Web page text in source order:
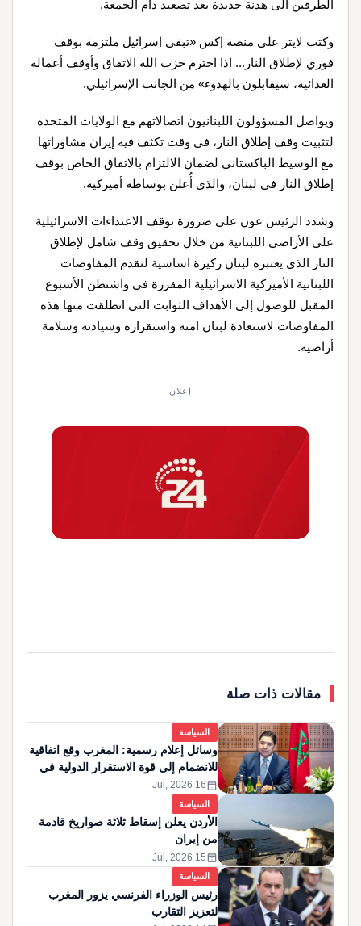
الطرفين الى هدنة جديدة بعد تصعيد دام الجمعة.
وكتب لايتر على منصة إكس «تبقى إسرائيل ملتزمة بوقف
فوري لإطلاق النار... اذا احترم حزب الله الاتفاق وأوقف أعماله
العدائية، سيقابلون بالهدوء» من الجانب الإسرائيلي.
ويواصل المسؤولون اللبنانيون اتصالاتهم مع الولايات المتحدة
لتثبيت وقف إطلاق النار، في وقت تكثف فيه إيران مشاوراتها
مع الوسيط الباكستاني لضمان الالتزام بالاتفاق الخاص بوقف
إطلاق النار في لبنان، والذي أُعلن بوساطة أميركية.
وشدد الرئيس عون على ضرورة توقف الاعتداءات الاسرائيلية
على الأراضي اللبنانية من خلال تحقيق وقف شامل لإطلاق
النار الذي يعتبره لبنان ركيزة اساسية لتقدم المفاوضات
اللبنانية الأميركية الاسرائيلية المقررة في واشنطن الأسبوع
المقبل للوصول إلى الأهداف الثوابت التي انطلقت منها هذه
المفاوضات لاستعادة لبنان امنه واستقراره وسيادته وسلامة
أراضيه.
إعلان
مقالات ذات صلة
السياسة
وسائل إعلام رسمية: المغرب وقع اتفاقية
للانضمام إلى قوة الاستقرار الدولية في
غزة
calendar_month
16 Jul, 2026
السياسة
الأردن يعلن إسقاط ثلاثة صواريخ قادمة
من إيران
calendar_month
15 Jul, 2026
السياسة
رئيس الوزراء الفرنسي يزور المغرب
لتعزيز التقارب